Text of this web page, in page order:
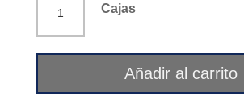
Cajas
Añadir al carrito